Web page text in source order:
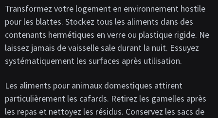
Transformez votre logement en environnement hostile
pour les blattes. Stockez tous les aliments dans des
contenants hermétiques en verre ou plastique rigide. Ne
laissez jamais de vaisselle sale durant la nuit. Essuyez
systématiquement les surfaces après utilisation.
Les aliments pour animaux domestiques attirent
particulièrement les cafards. Retirez les gamelles après
les repas et nettoyez les résidus. Conservez les sacs de